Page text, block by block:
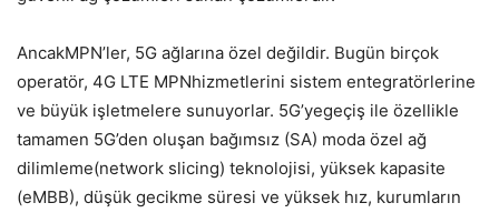
AncakMPN’ler, 5G ağlarına özel değildir. Bugün birçok
operatör, 4G LTE MPNhizmetlerini sistem entegratörlerine
ve büyük işletmelere sunuyorlar. 5G’yegeçiş ile özellikle
tamamen 5G’den oluşan bağımsız (SA) moda özel ağ
dilimleme(network slicing) teknolojisi, yüksek kapasite
(eMBB), düşük gecikme süresi ve yüksek hız, kurumların